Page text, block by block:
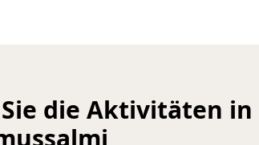
die Aktivitäten in